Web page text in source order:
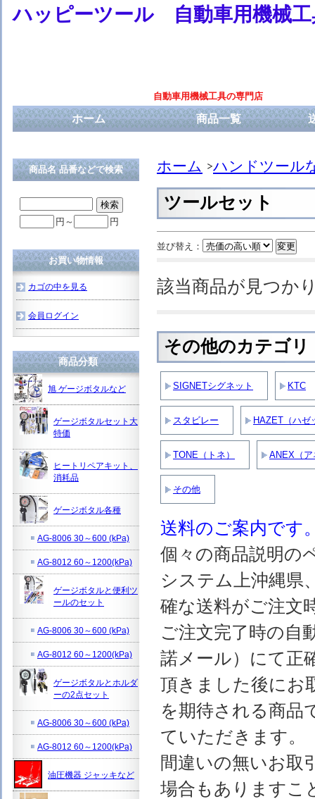
ハッピーツール 自動車用機械工
自動車用機械工具の専門店
ホーム 商品一覧
ホーム ハンドツール
ツールセット
並び替え：
該当商品が見つか
その他のカテゴリ
SIGNETシグネット KTC
スタビレー HAZET（ハゼ
TONE（トネ） ANEX（
その他
送料のご案内です
個々の商品説明の
システム上沖縄県
確な送料がご注文
ご注文完了時の自
諾メール）にて正
頂きました後にお
を期待される商品
ていただきます。
間違いの無いお取
場合もありますこ
商品名 品番などで検索
円～ 円
お買い物情報
カゴの中を見る
会員ログイン
商品分類
旭 ゲージボタルなど
ゲージボタルセット大
特価
ヒートリペアキット、
消耗品
ゲージボタル各種
AG-8006 30～600 (kPa)
AG-8012 60～1200(kPa)
ゲージボタルと便利ツ
ールのセット
AG-8006 30～600 (kPa)
AG-8012 60～1200(kPa)
ゲージボタルとホルダ
ーの2点セット
AG-8006 30～600 (kPa)
AG-8012 60～1200(kPa)
油圧機器 ジャッキなど